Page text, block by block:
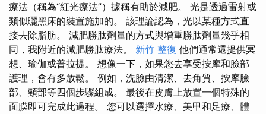
療法（稱為“紅光療法”）據稱有助於減肥。 光是透過雷射或
類似曬黑床的裝置施加的。 該理論認為，光以某種方式直
接去除脂肪。 減肥勝肽劑量的方式與增重勝肽劑量幾乎相
同，我附近的減肥勝肽療法。 新竹 整復 他們通常還提供冥
想、瑜伽或普拉提。 想像一下，如果您去享受按摩和臉部
護理，會有多放鬆。 例如，洗臉由清潔、去角質、按摩臉
部、頸部等四個步驟組成。 最後在皮膚上放置一個特殊的
面膜即可完成此過程。 您可以選擇水療、美甲和足療、體